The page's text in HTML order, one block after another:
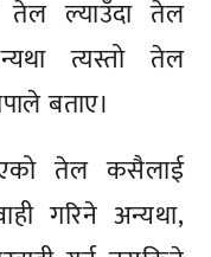
तेल ल्याउँदा तेल
त्यस्तो तेल
बताए।
तेल कसैलाई
गरिने अन्यथा,